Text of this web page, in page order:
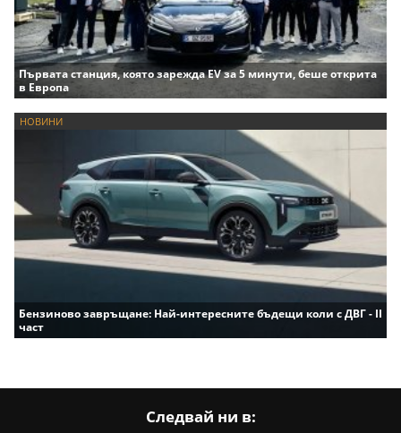
Първата станция, която зарежда EV за 5 минути, беше открита
в Европа
НОВИНИ
Бензиново завръщане: Най-интересните бъдещи коли с ДВГ - II
част
Следвай ни в: